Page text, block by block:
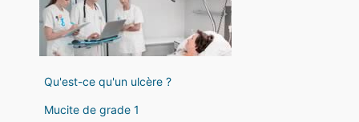
Qu'est-ce qu'un ulcère ?
Mucite de grade 1